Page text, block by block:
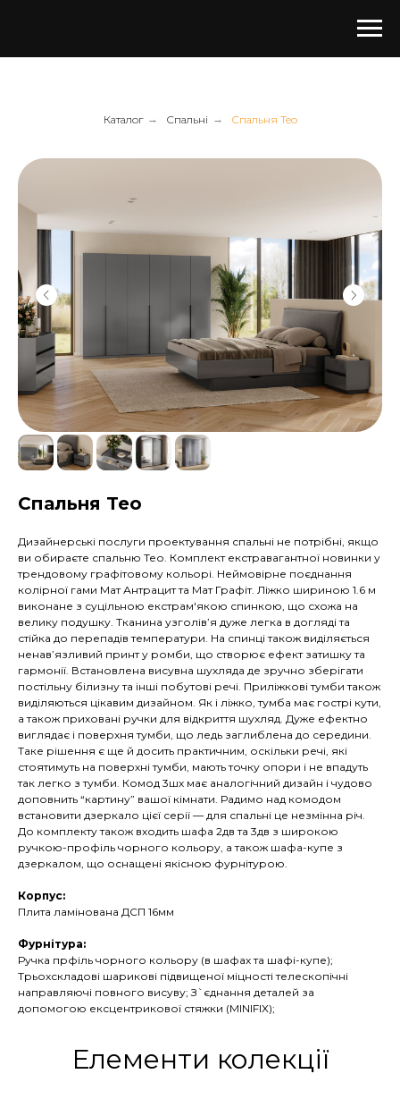
Каталог → Спальні → Спальня Teo
Спальня Teo
Дизайнерські послуги проектування спальні не потрібні, якщо
ви обираєте спальню Тео. Комплект екстравагантної новинки у
трендовому графітовому кольорі. Неймовірне поєднання
колірної гами Мат Антрацит та Мат Графіт. Ліжко шириною 1.6 м
виконане з суцільною екстрам'якою спинкою, що схожа на
велику подушку. Тканина узголів’я дуже легка в догляді та
стійка до перепадів температури. На спинці також виділяється
ненав’язливий принт у ромби, що створює ефект затишку та
гармонії. Встановлена висувна шухляда де зручно зберігати
постільну білизну та інші побутові речі. Приліжкові тумби також
виділяються цікавим дизайном. Як і ліжко, тумба має гострі кути,
а також приховані ручки для відкриття шухляд. Дуже ефектно
виглядає і поверхня тумби, що ледь заглиблена до середини.
Таке рішення є ще й досить практичним, оскільки речі, які
стоятимуть на поверхні тумби, мають точку опори і не впадуть
так легко з тумби. Комод 3шх має аналогічний дизайн і чудово
доповнить “картину” вашої кімнати. Радимо над комодом
встановити дзеркало цієї серії — для спальні це незмінна річ.
До комплекту також входить шафа 2дв та 3дв з широкою
ручкою-профіль чорного кольору, а також шафа-купе з
дзеркалом, що оснащені якісною фурнітурою.
Корпус:
Плита ламінована ДСП 16мм
Фурнітура:
Ручка прфіль чорного кольору (в шафах та шафі-купе);
Трьохскладові шарикові підвищеної міцності телескопічні
направляючі повного висуву; З`єднання деталей за
допомогою ексцентрикової стяжки (MINIFIX);
Елементи колекції